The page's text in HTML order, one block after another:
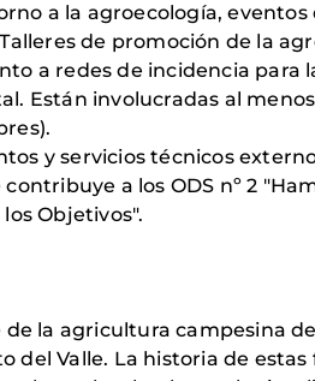
a la agroecología, eventos
de promoción de la
a redes de incidencia para
Están involucradas al menos
y servicios técnicos
a los ODS nº 2
Objetivos".
la agricultura campesina
Valle. La historia de estas